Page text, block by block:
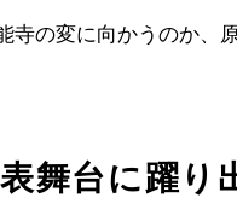
寺の変に向かうのか、
舞台に躍り